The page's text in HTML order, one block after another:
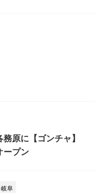
原に【ゴンチャ】
ープン
岐阜